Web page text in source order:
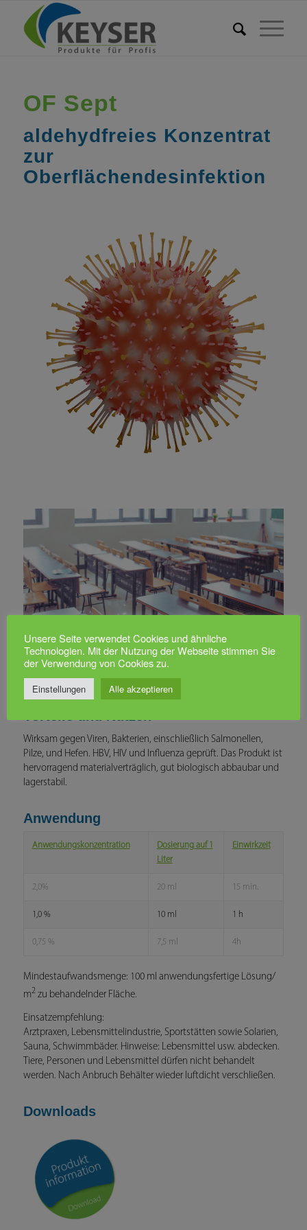
OF Sept
aldehydfreies Konzentrat
zur
Oberflächendesinfektion
Wirksam gegen Viren, Bakterien, einschließlich Salmonellen,
Pilze, und Hefen. HBV, HIV und Influenza geprüft. Das Produkt ist
hervorragend materialverträglich, gut biologisch abbaubar und
lagerstabil.
Anwendung
Anwendungskonzentration
Dosierung auf 1
Liter
Einwirkzeit
2,0% 20 ml 15 min.
1,0 % 10 ml 1 h
0,75 % 7,5 ml 4h
Mindestaufwandsmenge: 100 ml anwendungsfertige Lösung/
m2zu behandelnder Fläche.
Einsatzempfehlung:
Arztpraxen, Lebensmittelindustrie, Sportstätten sowie Solarien,
Sauna, Schwimmbäder. Hinweise: Lebensmittel usw. abdecken.
Tiere, Personen und Lebensmittel dürfen nicht behandelt
werden. Nach Anbruch Behälter wieder luftdicht verschließen.
Downloads
Unsere Seite verwendet Cookies und ähnliche
Technologien. Mit der Nutzung der Webseite stimmen Sie
der Verwendung von Cookies zu.
Einstellungen Alle akzeptieren